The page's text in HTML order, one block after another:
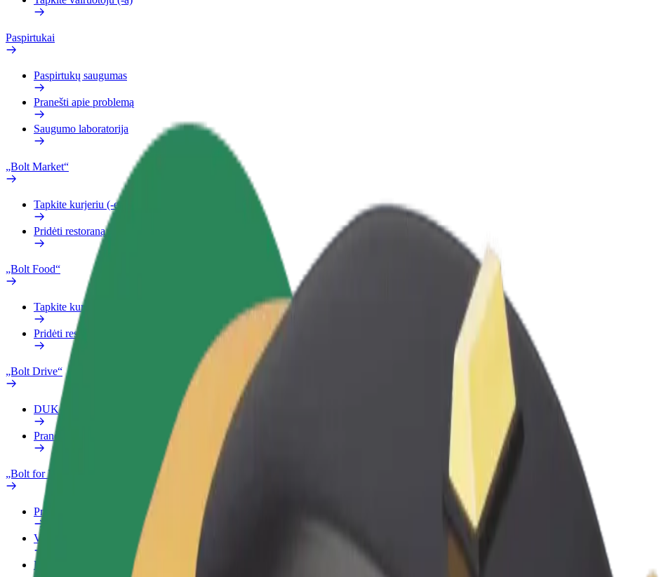
Paspirtukai
Paspirtukų saugumas
Pranešti apie problemą
Saugumo laboratorija
„Bolt Market“
Tapkite kurjeriu (-e)
Pridėti restoraną ar parduotuvę
„Bolt Food“
Tapkite kurjeriu (-e)
Pridėti restoraną ar parduotuvę
„Bolt Drive“
DUK
Pranešti apie automobilį
„Bolt for Business“
Privalumai
Verslo profilis
Paslaugos